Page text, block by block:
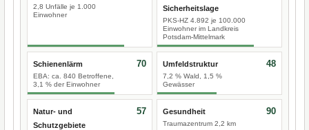
2,8 Unfälle je 1.000
Einwohner
Sicherheitslage
PKS-HZ 4.892 je 100.000
Einwohner im Landkreis
Potsdam-Mittelmark
Schienenlärm
EBA: ca. 840 Betroffene,
3,1 % der Einwohner
70 Umfeldstruktur
7,2 % Wald, 1,5 %
Gewässer
48
Natur- und
Schutzgebiete
57 Gesundheit
Traumazentrum 2,2 km
90